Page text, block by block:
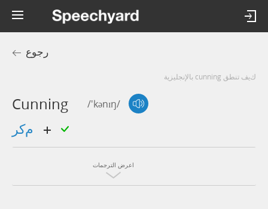
رجوع
كيف تنطق cunning بالإنجليزية
Cunning /'kənɪŋ/
اعرض الترجمات